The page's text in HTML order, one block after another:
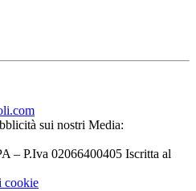
sui nostri Media:
– P.Iva 02066400405 Iscritta al
cookie